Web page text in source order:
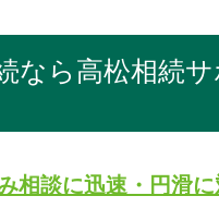
なら高松相続
相談に迅速・円滑